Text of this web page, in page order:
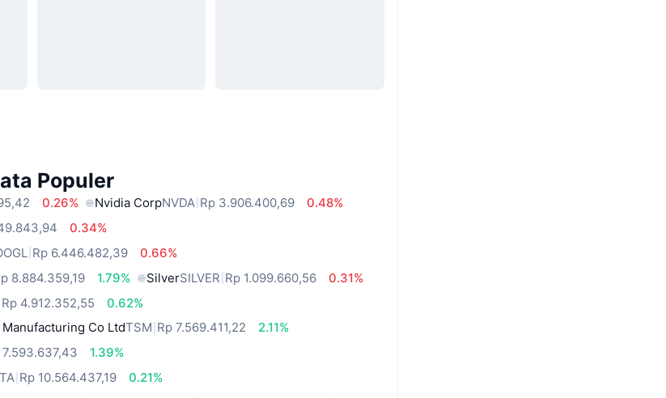
Populer
0.26% Nvidia CorpNVDA Rp 3.906.400,69
0.48%
0.34%
Rp 6.446.482,39
0.66%
8.884.359,19 1.79% SilverSILVER Rp 1.099.660,56
0.31%
Rp 4.912.352,55
0.62%
Co LtdTSM Rp 7.569.411,22
2.11%
7.593.637,43
1.39%
Rp 10.564.437,19
0.21%